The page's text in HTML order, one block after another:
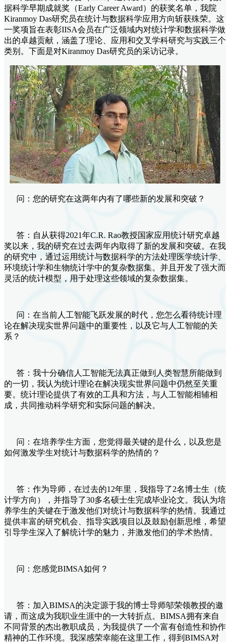
据科学早期成就奖（Early Career Award）的获奖名单，我院
Kiranmoy Das研究员在统计与数据科学应用方向斩获殊荣。这
一奖项旨在表彰IISA会员在广泛领域内对统计学和数据科学做
出的卓越贡献，涵盖了理论、应用和交叉学科研究与实践三个
类别。下面是对Kiranmoy Das研究员的采访记录。
问：您的研究在这两年内有了哪些新的发展和突破？
答：自从获得2021年C.R. Rao教授国家应用统计研究卓越
奖以来，我的研究在过去两年内取得了新的发展和突破。在我
的研究中，通过运用统计与数据科学的方法处理医学统计学、
环境统计学和生物统计学中的复杂数据集。并且开发了强大而
灵活的统计模型，用于处理这些领域的复杂数据集。
问：在当前人工智能飞跃发展的时代，您怎么看待统计理
论在解决现实世界问题中的重要性，以及它与人工智能的关
系？
答：我十分确信人工智能无法真正做到人类智慧所能做到
的一切，我认为统计理论在解决现实世界问题中仍然至关重
要。统计理论提供了有效的工具和方法，与人工智能相辅相
成，共同推动科学研究和实际问题的解决。
问：在培养学生方面，您觉得最关键的是什么，以及您是
如何激发学生对统计与数据科学的热情的？
答：作为导师，在过去的12年里，我指导了2名博士生（统
计学方向），并指导了30多名硕士生完成毕业论文。我认为培
养学生的关键在于激发他们对统计与数据科学的热情。我通过
提供丰富的研究机会、指导实践项目以及鼓励创新思维，希望
引导学生深入了解统计学的魅力，并激发他们的学术热情。
问：您感觉BIMSA如何？
答：加入BIMSA的决定源于我的博士导师邬荣领教授的邀
请，而这成为我职业生涯中的一大转折点。BIMSA拥有来自
不同背景的杰出教职成员，为我提供了一个富有创造性和协作
精神的工作环境。我深感荣幸能在这里工作，得到BIMSA对